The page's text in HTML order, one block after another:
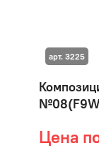
Цена
арт. 3225